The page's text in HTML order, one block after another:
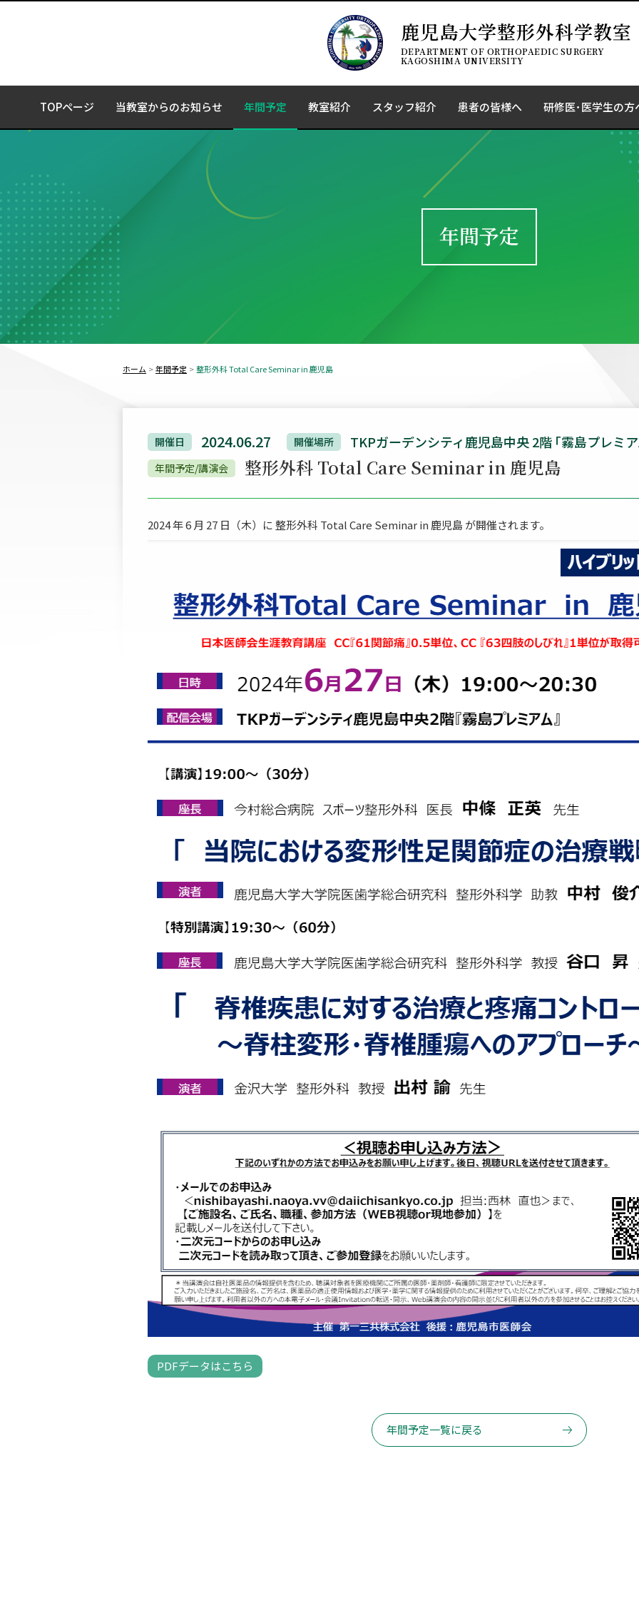
鹿児島大学整形外科学教室
DEPARTMENT OF ORTHOPAEDIC SURGERY
KAGOSHIMA UNIVERSITY
TOPページ 当教室からのお知らせ 年間予定 教室紹介 スタッフ紹介 患者の皆様へ 研修医･医学生の方
年間予定
ホーム 年間予定 整形外科 Total Care Seminar in 鹿児島
開催日 2024.06.27 開催場所 TKPガーデンシティ鹿児島中央 2階 ｢霧島プレミ
年間予定/講演会 整形外科 Total Care Seminar in 鹿児島
2024 年 6 月 27 日（木）に 整形外科 Total Care Seminar in 鹿児島 が開催されます。
PDFデータはこちら
年間予定一覧に戻る